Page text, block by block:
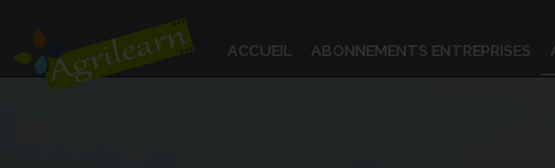
ACCUEIL ABONNEMENTS ENTREPRISES